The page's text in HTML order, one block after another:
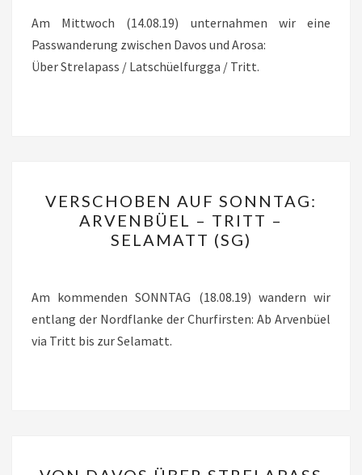
NACH
AROSA
Am Mittwoch (14.08.19) unternahmen wir eine
Passwanderung zwischen Davos und Arosa:
Über Strelapass / Latschüelfurgga / Tritt.
AUF
SONNTAG:
ARVENBÜEL
TRITT
–
VERSCHOBEN AUF SONNTAG:
ARVENBÜEL – TRITT –
SELAMATT (SG)
Am kommenden SONNTAG (18.08.19) wandern wir
entlang der Nordflanke der Churfirsten: Ab Arvenbüel
via Tritt bis zur Selamatt.